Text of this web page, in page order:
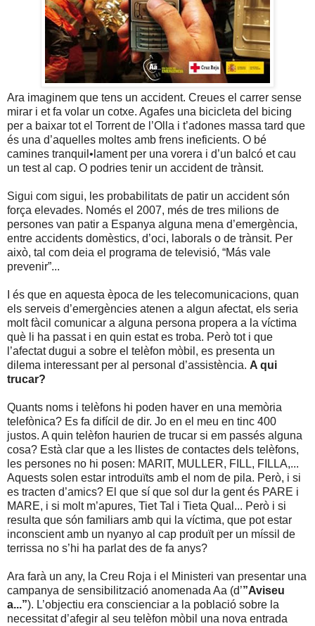
Ara imaginem que tens un accident. Creues el carrer sense
mirar i et fa volar un cotxe. Agafes una bicicleta del bicing
per a baixar tot el Torrent de l’Olla i t’adones massa tard que
és una d’aquelles moltes amb frens ineficients. O bé
camines tranquil•lament per una vorera i d’un balcó et cau
un test al cap. O podries tenir un accident de trànsit.
Sigui com sigui, les probabilitats de patir un accident són
força elevades. Només el 2007, més de tres milions de
persones van patir a Espanya alguna mena d’emergència,
entre accidents domèstics, d’oci, laborals o de trànsit. Per
això, tal com deia el programa de televisió, “Más vale
prevenir”...
I és que en aquesta època de les telecomunicacions, quan
els serveis d’emergències atenen a algun afectat, els seria
molt fàcil comunicar a alguna persona propera a la víctima
què li ha passat i en quin estat es troba. Però tot i que
l’afectat dugui a sobre el telèfon mòbil, es presenta un
dilema interessant per al personal d’assistència. A qui
trucar?
Quants noms i telèfons hi poden haver en una memòria
telefònica? Es fa difícil de dir. Jo en el meu en tinc 400
justos. A quin telèfon haurien de trucar si em passés alguna
cosa? Està clar que a les llistes de contactes dels telèfons,
les persones no hi posen: MARIT, MULLER, FILL, FILLA,...
Aquests solen estar introduïts amb el nom de pila. Però, i si
es tracten d’amics? El que sí que sol dur la gent és PARE i
MARE, i si molt m’apures, Tiet Tal i Tieta Qual... Però i si
resulta que són familiars amb qui la víctima, que pot estar
inconscient amb un nyanyo al cap produït per un míssil de
terrissa no s’hi ha parlat des de fa anys?
Ara farà un any, la Creu Roja i el Ministeri van presentar una
campanya de sensibilització anomenada Aa (d’”Aviseu
a...”). L’objectiu era conscienciar a la població sobre la
necessitat d’afegir al seu telèfon mòbil una nova entrada